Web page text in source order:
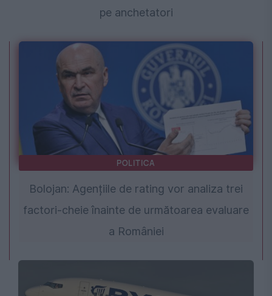
pe anchetatori
POLITICA
Bolojan: Agențiile de rating vor analiza trei
factori-cheie înainte de următoarea evaluare
a României